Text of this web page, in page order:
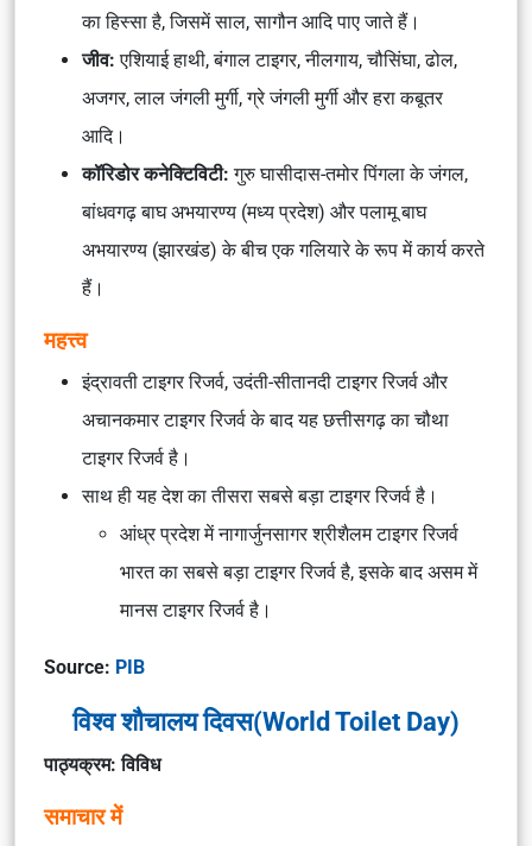
का हिस्सा है, जिसमें साल, सागौन आदि पाए जाते हैं।
जीव:एशियाई हाथी, बंगाल टाइगर, नीलगाय, चौसिंघा, ढोल,
अजगर, लाल जंगली मुर्गी, ग्रे जंगली मुर्गी और हरा कबूतर
आदि।
कॉरिडोर कनेक्टिविटी:गुरु घासीदास-तमोर पिंगला के जंगल,
बांधवगढ़ बाघ अभयारण्य (मध्य प्रदेश) और पलामू बाघ
अभयारण्य (झारखंड) के बीच एक गलियारे के रूप में कार्य करते
हैं।
महत्त्व
इंद्रावती टाइगर रिजर्व, उदंती-सीतानदी टाइगर रिजर्व और
अचानकमार टाइगर रिजर्व के बाद यह छत्तीसगढ़ का चौथा
टाइगर रिजर्व है।
साथ ही यह देश का तीसरा सबसे बड़ा टाइगर रिजर्व है।
आंध्र प्रदेश में नागार्जुनसागर श्रीशैलम टाइगर रिजर्व
भारत का सबसे बड़ा टाइगर रिजर्व है, इसके बाद असम में
मानस टाइगर रिजर्व है।
Source: PIB
विश्व शौचालय दिवस(World Toilet Day)
पाठ्यक्रम: विविध
समाचार में